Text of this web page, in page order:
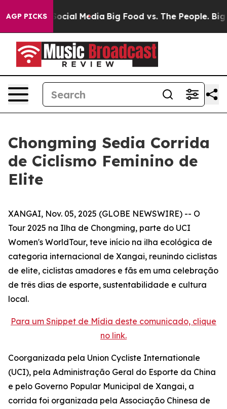
AGP PICKS
on Social Media Big Food vs. The People. Big
Chongming Sedia Corrida
de Ciclismo Feminino de
Elite
XANGAI, Nov. 05, 2025 (GLOBE NEWSWIRE) -- O
Tour 2025 na Ilha de Chongming, parte do UCI
Women's WorldTour, teve início na ilha ecológica de
categoria internacional de Xangai, reunindo ciclistas
de elite, ciclistas amadores e fãs em uma celebração
de três dias de esporte, sustentabilidade e cultura
local.
Para um Snippet de Mídia deste comunicado, clique
no link.
Coorganizada pela Union Cycliste Internationale
(UCI), pela Administração Geral do Esporte da China
e pelo Governo Popular Municipal de Xangai, a
corrida foi organizada pela Associação Chinesa de